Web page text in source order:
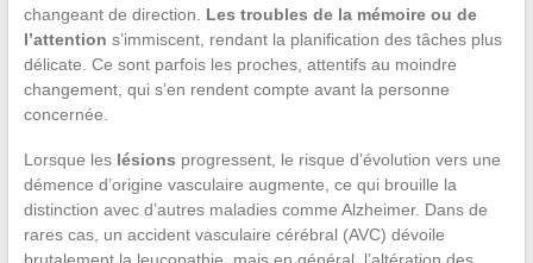
changeant de direction. Les troubles de la mémoire ou de
l’attention s’immiscent, rendant la planification des tâches plus
délicate. Ce sont parfois les proches, attentifs au moindre
changement, qui s’en rendent compte avant la personne
concernée.
Lorsque les lésions progressent, le risque d’évolution vers une
démence d’origine vasculaire augmente, ce qui brouille la
distinction avec d’autres maladies comme Alzheimer. Dans de
rares cas, un accident vasculaire cérébral (AVC) dévoile